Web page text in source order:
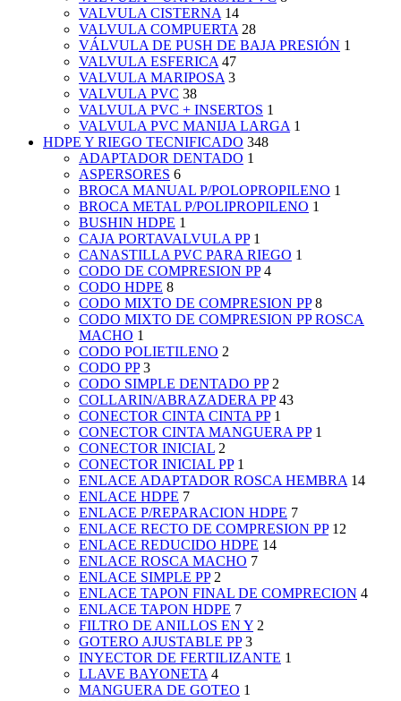
VALVULA CISTERNA 14
VALVULA COMPUERTA 28
VÁLVULA DE PUSH DE BAJA PRESIÓN 1
VALVULA ESFERICA 47
VALVULA MARIPOSA 3
VALVULA PVC 38
VALVULA PVC + INSERTOS 1
VALVULA PVC MANIJA LARGA 1
HDPE Y RIEGO TECNIFICADO 348
ADAPTADOR DENTADO 1
ASPERSORES 6
BROCA MANUAL P/POLOPROPILENO 1
BROCA METAL P/POLIPROPILENO 1
BUSHIN HDPE 1
CAJA PORTAVALVULA PP 1
CANASTILLA PVC PARA RIEGO 1
CODO DE COMPRESION PP 4
CODO HDPE 8
CODO MIXTO DE COMPRESION PP 8
CODO MIXTO DE COMPRESION PP ROSCA
MACHO 1
CODO POLIETILENO 2
CODO PP 3
CODO SIMPLE DENTADO PP 2
COLLARIN/ABRAZADERA PP 43
CONECTOR CINTA CINTA PP 1
CONECTOR CINTA MANGUERA PP 1
CONECTOR INICIAL 2
CONECTOR INICIAL PP 1
ENLACE ADAPTADOR ROSCA HEMBRA 14
ENLACE HDPE 7
ENLACE P/REPARACION HDPE 7
ENLACE RECTO DE COMPRESION PP 12
ENLACE REDUCIDO HDPE 14
ENLACE ROSCA MACHO 7
ENLACE SIMPLE PP 2
ENLACE TAPON FINAL DE COMPRECION 4
ENLACE TAPON HDPE 7
FILTRO DE ANILLOS EN Y 2
GOTERO AJUSTABLE PP 3
INYECTOR DE FERTILIZANTE 1
LLAVE BAYONETA 4
MANGUERA DE GOTEO 1